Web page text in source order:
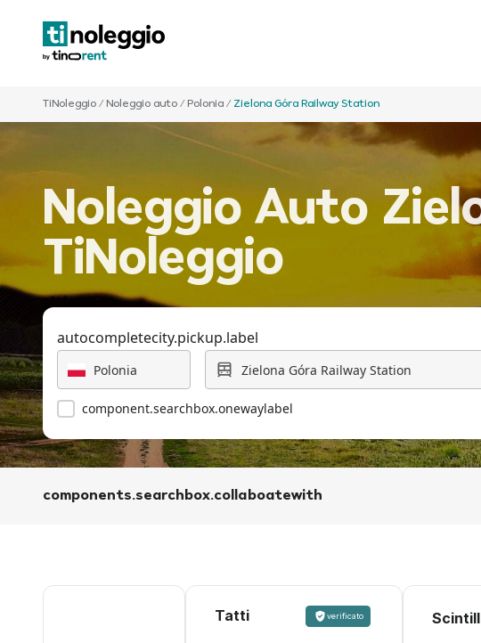
TiNoleggio / Noleggio auto / Polonia / Zielona Góra Railway Station
Noleggio Auto
TiNoleggio
autocompletecity.pickup.label
component.searchbox.onewaylabel
components.searchbox.collaboatewith
Tatti verificato